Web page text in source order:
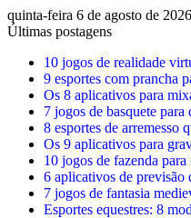
quinta-feira 6 de agosto de 2026
Últimas postagens
10 jogos de realidade
9 esportes com prancha
Os 8 aplicativos para
7 jogos de basquete
8 esportes de arremesso
Os 9 aplicativos para
10 jogos de fazenda
6 aplicativos de previsão
7 jogos de fantasia
Esportes equestres: 8